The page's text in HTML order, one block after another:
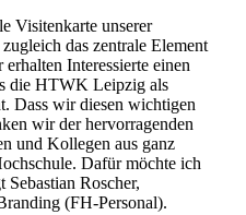
Visitenkarte unserer
das zentrale Element
Interessierte einen
die HTWK Leipzig als
Dass wir diesen wichtigen
wir der hervorragenden
und Kollegen aus ganz
Dafür möchte ich
Sebastian Roscher,
(FH-Personal).